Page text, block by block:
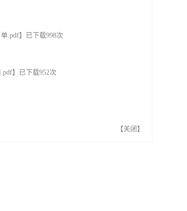
.pdf】已下载998次
】已下载952次
【关闭 】